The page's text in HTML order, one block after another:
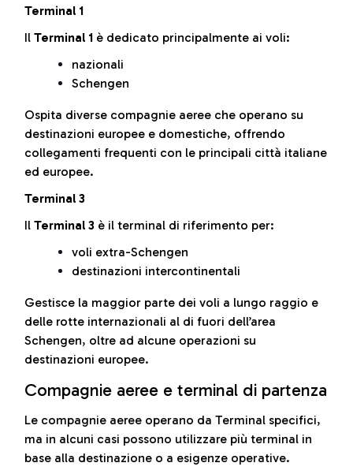
Terminal 1
Il Terminal 1 è dedicato principalmente ai voli:
nazionali
Schengen
Ospita diverse compagnie aeree che operano su
destinazioni europee e domestiche, offrendo
collegamenti frequenti con le principali città italiane
ed europee.
Terminal 3
Il Terminal 3 è il terminal di riferimento per:
voli extra-Schengen
destinazioni intercontinentali
Gestisce la maggior parte dei voli a lungo raggio e
delle rotte internazionali al di fuori dell’area
Schengen, oltre ad alcune operazioni su
destinazioni europee.
Compagnie aeree e terminal di partenza
Le compagnie aeree operano da Terminal specifici,
ma in alcuni casi possono utilizzare più terminal in
base alla destinazione o a esigenze operative.